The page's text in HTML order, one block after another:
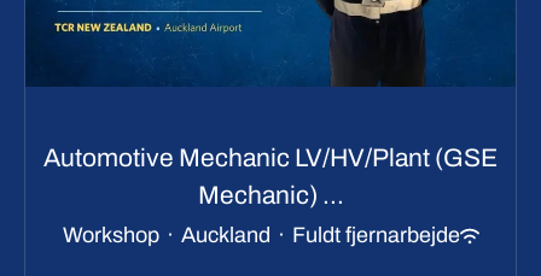
Automotive Mechanic LV/HV/Plant (GSE
Mechanic) ...
Workshop · Auckland · Fuldt fjernarbejde